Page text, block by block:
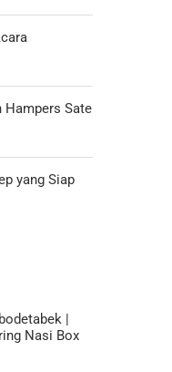
Hampers Sate
yang Siap
|
Nasi Box